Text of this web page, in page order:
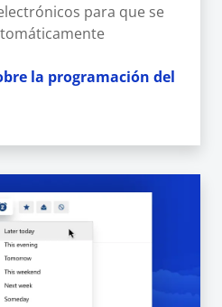
para que se
la programación del